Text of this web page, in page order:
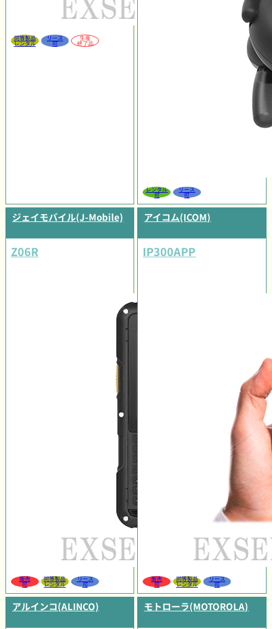
同等製品
レンタル
リース
可
生産
終了品
レンタル
可
リース
可
ジェイモバイル(J-Mobile)
Z06R
販売
可
同等製品
レンタル
リース
可
アイコム(ICOM)
IP300APP
販売
可
同等製品
レンタル
リース
可
アルインコ(ALINCO) モトローラ(MOTOROLA)